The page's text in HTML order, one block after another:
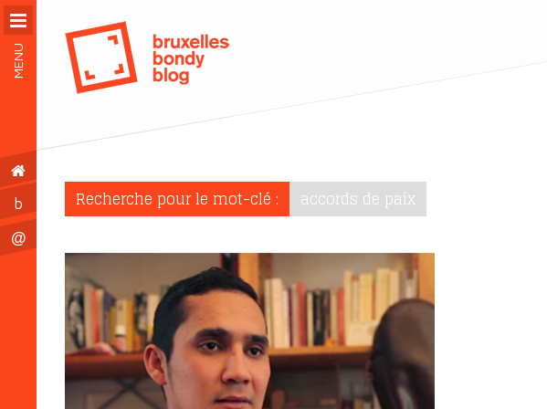
MENU
b
@
Recherche pour le mot-clé : accords de paix